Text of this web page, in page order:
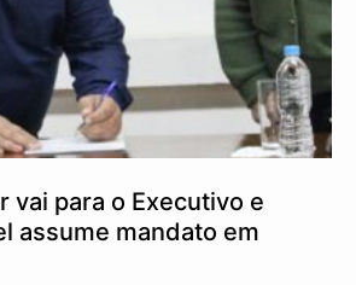
vai para o Executivo e
assume mandato em